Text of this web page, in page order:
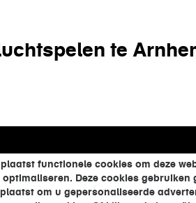
functionele cookies om deze
Deze cookies
om u gepersonaliseerde
te